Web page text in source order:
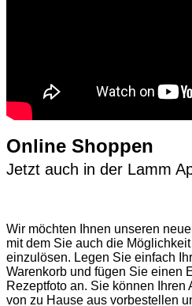
Online Shoppen
Jetzt auch in der Lamm
Wir möchten Ihnen unseren
mit dem Sie auch die
einzulösen. Legen Sie einfach
Warenkorb und fügen Sie einen
Rezeptfoto an. Sie können
von zu Hause aus vorbestellen